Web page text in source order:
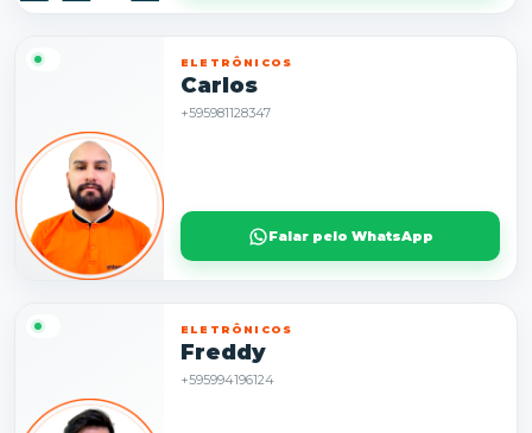
ELETRÔNICOS
Carlos
+595981128347
Falar pelo WhatsApp
ELETRÔNICOS
Freddy
+595994196124